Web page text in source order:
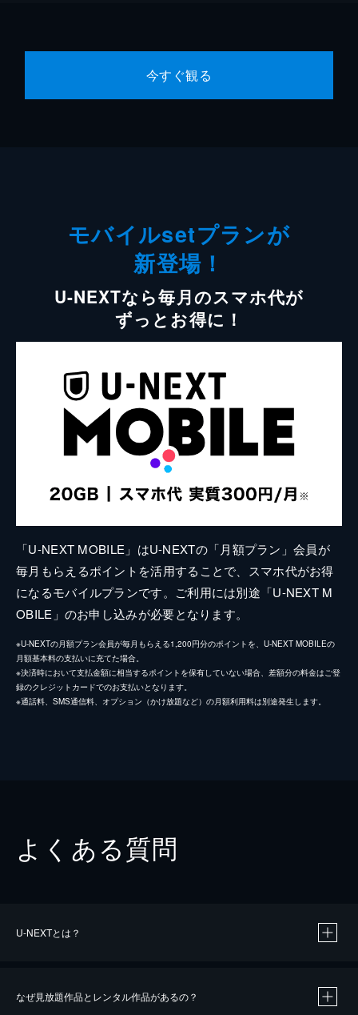
今すぐ観る
モバイルsetプランが
新登場！
U-NEXTなら毎月のスマホ代が
ずっとお得に！
「U-NEXT MOBILE」はU-NEXTの「月額プラン」会員が
毎月もらえるポイントを活用することで、スマホ代がお得
になるモバイルプランです。ご利用には別途「U-NEXT M
OBILE」のお申し込みが必要となります。
※U-NEXTの月額プラン会員が毎月もらえる1,200円分のポイントを、U-NEXT MOBILEの
月額基本料の支払いに充てた場合。
※決済時において支払金額に相当するポイントを保有していない場合、差額分の料金はご登
録のクレジットカードでのお支払いとなります。
※通話料、SMS通信料、オプション（かけ放題など）の月額利用料は別途発生します。
よくある質問
U-NEXTとは？
なぜ見放題作品とレンタル作品があるの？